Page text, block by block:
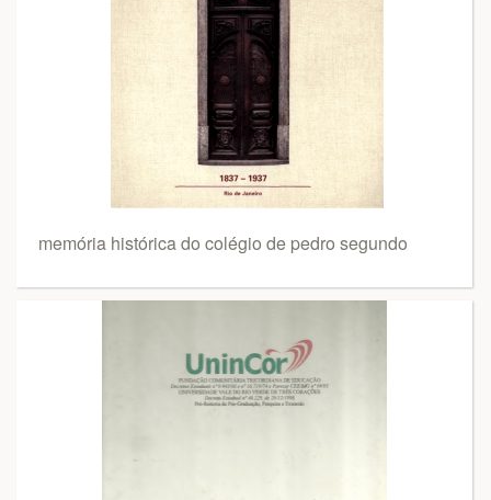
memória histórica do colégio de pedro segundo